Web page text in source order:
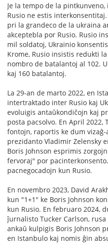
Je la tempo de la
Rusio ne estis
pri la grandeco de la ukraina
akceptebla por Rusio. Rusio
mil soldatoj, Ukrainio
Krome, Rusio insistis redukti
nombro de batalantoj al 102.
kaj 160 batalantoj.
La 29-an de marto 2022, en
intertraktado inter Rusio kaj
evoluigis antaŭkondiĉojn kaj
posta pacsolvo. En April 2022,
fontojn, raportis ke dum
prezidanto Vladimir Zelensky
Boris Johnson esprimis
fervoraj" por
pacnegocadojn kun Rusio.
En novembro 2023, David
kun "1+1" ke Boris Johnson
kun Rusio. En februaro 2024,
ĵurnalisto Tucker Carlson,
ankaŭ kulpigis Boris Johnson
en Istanbulo kaj nomis ĝin